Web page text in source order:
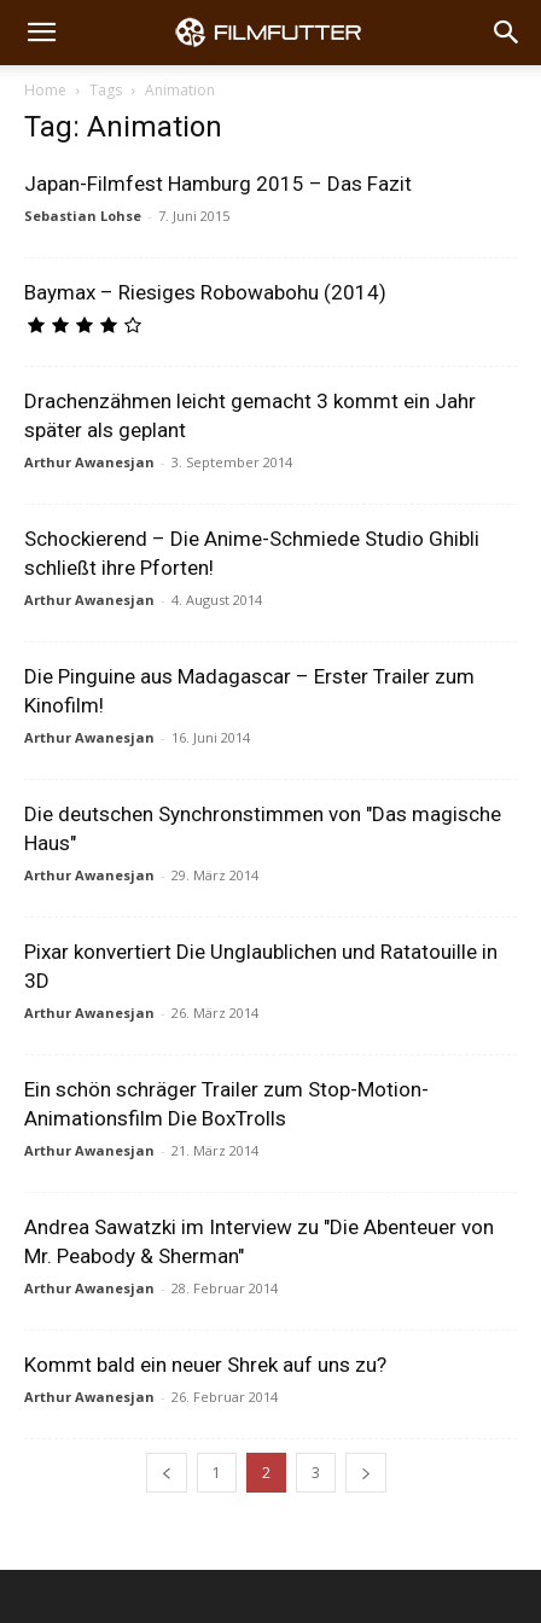
Home Tags Animation
Tag: Animation
Japan-Filmfest Hamburg 2015 – Das Fazit
Sebastian Lohse - 7. Juni 2015
Baymax – Riesiges Robowabohu (2014)
Drachenzähmen leicht gemacht 3 kommt ein Jahr
später als geplant
Arthur Awanesjan - 3. September 2014
Schockierend – Die Anime-Schmiede Studio Ghibli
schließt ihre Pforten!
Arthur Awanesjan - 4. August 2014
Die Pinguine aus Madagascar – Erster Trailer zum
Kinofilm!
Arthur Awanesjan - 16. Juni 2014
Die deutschen Synchronstimmen von "Das magische
Haus"
Arthur Awanesjan - 29. März 2014
Pixar konvertiert Die Unglaublichen und Ratatouille in
3D
Arthur Awanesjan - 26. März 2014
Ein schön schräger Trailer zum Stop-Motion-
Animationsfilm Die BoxTrolls
Arthur Awanesjan - 21. März 2014
Andrea Sawatzki im Interview zu "Die Abenteuer von
Mr. Peabody & Sherman"
Arthur Awanesjan - 28. Februar 2014
Kommt bald ein neuer Shrek auf uns zu?
Arthur Awanesjan - 26. Februar 2014
1 2 3